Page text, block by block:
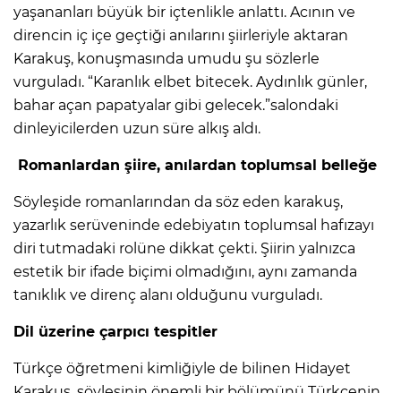
yaşananları büyük bir içtenlikle anlattı. Acının ve
direncin iç içe geçtiği anılarını şiirleriyle aktaran
Karakuş, konuşmasında umudu şu sözlerle
vurguladı. “Karanlık elbet bitecek. Aydınlık günler,
bahar açan papatyalar gibi gelecek.”salondaki
dinleyicilerden uzun süre alkış aldı.
Romanlardan şiire, anılardan toplumsal belleğe
Söyleşide romanlarından da söz eden karakuş,
yazarlık serüveninde edebiyatın toplumsal hafızayı
diri tutmadaki rolüne dikkat çekti. Şiirin yalnızca
estetik bir ifade biçimi olmadığını, aynı zamanda
tanıklık ve direnç alanı olduğunu vurguladı.
Dil üzerine çarpıcı tespitler
Türkçe öğretmeni kimliğiyle de bilinen Hidayet